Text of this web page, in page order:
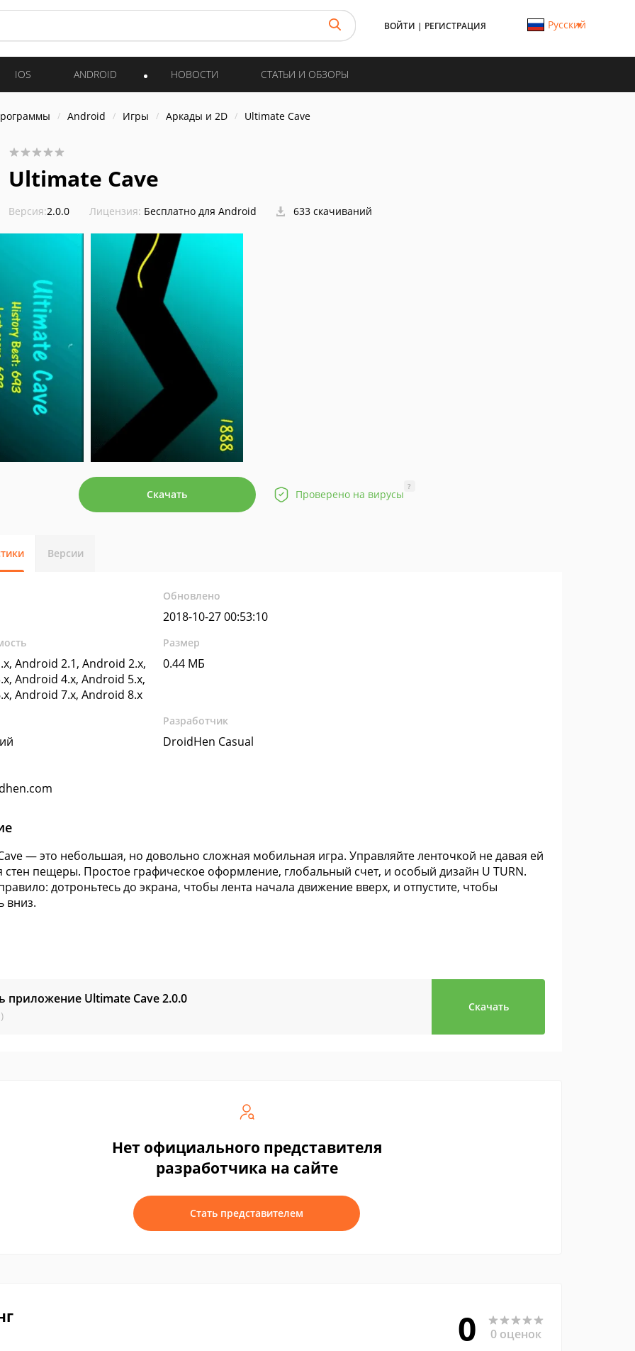
ВОЙТИ | РЕГИСТРАЦИЯ Русский
IOS ANDROID НОВОСТИ СТАТЬИ И ОБЗОРЫ
Android Игры Аркады и 2D Ultimate Cave
Ultimate Cave
Версия:2.0.0 Лицензия: Бесплатно для Android 633 скачиваний
Скачать Проверено на вирусы
?
Версии
Обновлено
2018-10-27 00:53:10
Android 2.1, Android 2.x,
Android 4.x, Android 5.x,
Android 7.x, Android 8.x
Размер
0.44 МБ
Разработчик
DroidHen Casual
— это небольшая, но довольно сложная мобильная игра. Управляйте ленточкой не давая ей
стен пещеры. Простое графическое оформление, глобальный счет, и особый дизайн U TURN.
дотроньтесь до экрана, чтобы лента начала движение вверх, и отпустите, чтобы
вниз.
приложение Ultimate Cave2.0.0
Скачать
Нет официального представителя
разработчика на сайте
Стать представителем
0 0 оценок